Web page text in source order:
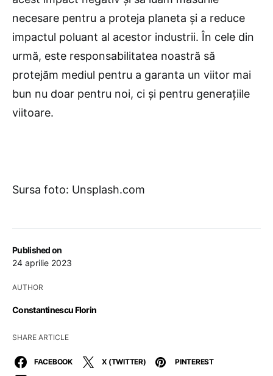
Published on
24 aprilie 2023
AUTHOR
Constantinescu Florin
SHARE ARTICLE
FACEBOOK X (TWITTER)
PINTEREST
necesare pentru a proteja planeta și a reduce
impactul poluant al acestor industrii. În cele din
urmă, este responsabilitatea noastră să
protejăm mediul pentru a garanta un viitor mai
bun nu doar pentru noi, ci și pentru generațiile
viitoare.
Sursa foto: Unsplash.com